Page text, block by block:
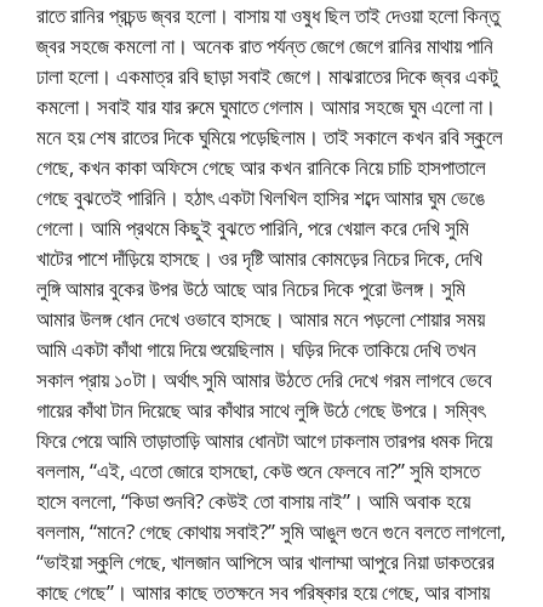
রাতে রানির প্রচন্ড জ্বর হলো। বাসায় যা ওষুধ ছিল তাই দেওয়া হলো কিন্তু
জ্বর সহজে কমলো না। অনেক রাত পর্যন্ত জেগে জেগে রানির মাথায় পানি
ঢালা হলো। একমাত্র রবি ছাড়া সবাই জেগে। মাঝরাতের দিকে জ্বর একটু
কমলো। সবাই যার যার রুমে ঘুমাতে গেলাম। আমার সহজে ঘুম এলো না।
মনে হয় শেষ রাতের দিকে ঘুমিয়ে পড়েছিলাম। তাই সকালে কখন রবি স্কুলে
গেছে, কখন কাকা অফিসে গেছে আর কখন রানিকে নিয়ে চাচি হাসপাতালে
গেছে বুঝতেই পারিনি। হঠাৎ একটা খিলখিল হাসির শব্দে আমার ঘুম ভেঙে
গেলো। আমি প্রথমে কিছুই বুঝতে পারিনি, পরে খেয়াল করে দেখি সুমি
খাটের পাশে দাঁড়িয়ে হাসছে। ওর দৃষ্টি আমার কোমড়ের নিচের দিকে, দেখি
লুঙ্গি আমার বুকের উপর উঠে আছে আর নিচের দিকে পুরো উলঙ্গ। সুমি
আমার উলঙ্গ ধোন দেখে ওভাবে হাসছে। আমার মনে পড়লো শোয়ার সময়
আমি একটা কাঁথা গায়ে দিয়ে শুয়েছিলাম। ঘড়ির দিকে তাকিয়ে দেখি তখন
সকাল প্রায় ১০টা। অর্থাৎ সুমি আমার উঠতে দেরি দেখে গরম লাগবে ভেবে
গায়ের কাঁথা টান দিয়েছে আর কাঁথার সাথে লুঙ্গি উঠে গেছে উপরে। সম্বিৎ
ফিরে পেয়ে আমি তাড়াতাড়ি আমার ধোনটা আগে ঢাকলাম তারপর ধমক দিয়ে
বললাম, “এই, এতো জোরে হাসছো, কেউ শুনে ফেলবে না?” সুমি হাসতে
হাসে বললো, “কিডা শুনবি? কেউই তো বাসায় নাই”। আমি অবাক হয়ে
বললাম, “মানে? গেছে কোথায় সবাই?” সুমি আঙুল গুনে গুনে বলতে লাগলো,
“ভাইয়া স্কুলি গেছে, খালজান আপিসে আর খালাম্মা আপুরে নিয়া ডাকতরের
কাছে গেছে”। আমার কাছে ততক্ষনে সব পরিষ্কার হয়ে গেছে, আর বাসায়